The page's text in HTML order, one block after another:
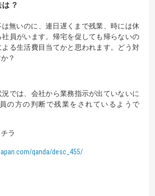
？
無いのに、連日遅くまで残業、時には休
社員がいます。帰宅を促しても帰らないの
よる生活費目当てかと思われます。どう対
？
況では、会社から業務指示が出ていないに
の方の判断で残業をされているようで
ラ
qanda/desc_455/